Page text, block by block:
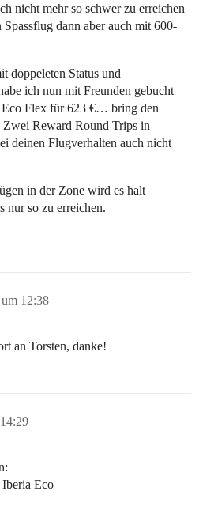
nicht mehr so schwer zu erreichen
dann aber auch mit 600-
doppeleten Status und
ich nun mit Freunden gebucht
Flex für 623 €… bring den
Zwei Reward Round Trips in
deinen Flugverhalten auch nicht
in der Zone wird es halt
nur so zu erreichen.
12:38
an Torsten, danke!
Eco